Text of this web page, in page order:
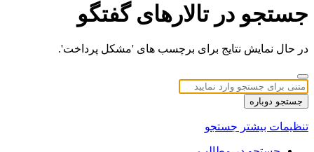
جستجو در تالارهای گفتگو
در حال نمایش نتایج برای برچسب های 'مشکل پرداخت'.
جستجو دوباره
تنظیمات بیشتر جستجو